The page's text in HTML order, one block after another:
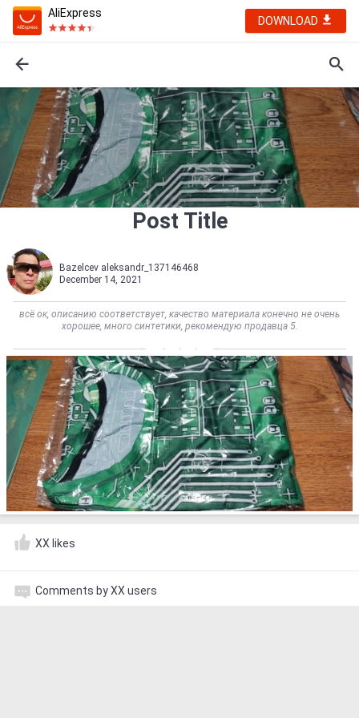
AliExpress
DOWNLOAD
Post Title
Bazelcev aleksandr_137146468
December 14, 2021
всё ок, описанию соответствует, качество материала конечно не очень
хорошее, много синтетики, рекомендую продавца 5.
XX likes
Comments by XX users